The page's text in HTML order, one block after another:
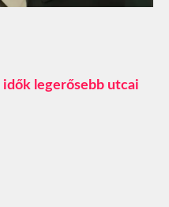
idők legerősebb utcai